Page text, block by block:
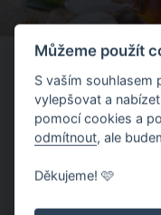
Ingredience:
2 sáčky zeleného
0,75 litruvody
1 bio citron
1 hrst lístků máty
Můžeme použít
S vaším souhlasem
vylepšovat a
pomocí cookies a
odmítnout, ale
Děkujeme! 🩷